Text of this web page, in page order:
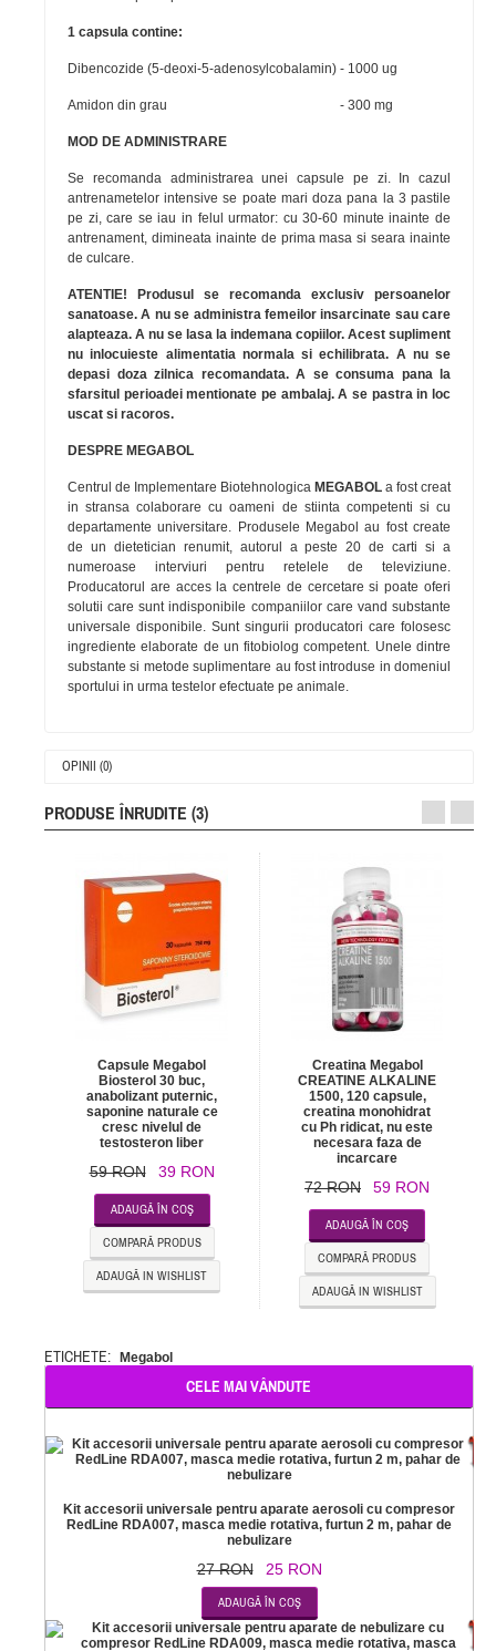
1 capsula contine:
Dibencozide (5-deoxi-5-adenosylcobalamin) - 1000 ug
Amidon din grau - 300 mg
MOD DE ADMINISTRARE
Se recomanda administrarea unei capsule pe zi. In cazul
antrenametelor intensive se poate mari doza pana la 3 pastile
pe zi, care se iau in felul urmator: cu 30-60 minute inainte de
antrenament, dimineata inainte de prima masa si seara inainte
de culcare.
ATENTIE! Produsul se recomanda exclusiv persoanelor
sanatoase. A nu se administra femeilor insarcinate sau care
alapteaza. A nu se lasa la indemana copiilor. Acest supliment
nu inlocuieste alimentatia normala si echilibrata. A nu se
depasi doza zilnica recomandata. A se consuma pana la
sfarsitul perioadei mentionate pe ambalaj. A se pastra in loc
uscat si racoros.
DESPRE MEGABOL
Centrul de Implementare Biotehnologica MEGABOL a fost creat
in stransa colaborare cu oameni de stiinta competenti si cu
departamente universitare. Produsele Megabol au fost create
de un dietetician renumit, autorul a peste 20 de carti si a
numeroase interviuri pentru retelele de televiziune.
Producatorul are acces la centrele de cercetare si poate oferi
solutii care sunt indisponibile companiilor care vand substante
universale disponibile. Sunt singurii producatori care folosesc
ingrediente elaborate de un fitobiolog competent. Unele dintre
substante si metode suplimentare au fost introduse in domeniul
sportului in urma testelor efectuate pe animale.
OPINII (0)
PRODUSE ÎNRUDITE (3)
Capsule Megabol
Biosterol 30 buc,
anabolizant puternic,
saponine naturale ce
cresc nivelul de
testosteron liber
59 RON 39 RON
ADAUGĂ ÎN COŞ
COMPARĂ PRODUS
ADAUGĂ IN WISHLIST
Creatina Megabol
CREATINE ALKALINE
1500, 120 capsule,
creatina monohidrat
cu Ph ridicat, nu este
necesara faza de
incarcare
72 RON 59 RON
ADAUGĂ ÎN COŞ
COMPARĂ PRODUS
ADAUGĂ IN WISHLIST
ETICHETE: Megabol
CELE MAI VÂNDUTE
Kit accesorii universale pentru aparate aerosoli cu compresor
RedLine RDA007, masca medie rotativa, furtun 2 m, pahar de
nebulizare
27 RON 25 RON